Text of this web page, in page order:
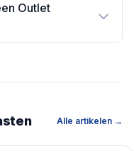
Outlet
Alle artikelen →